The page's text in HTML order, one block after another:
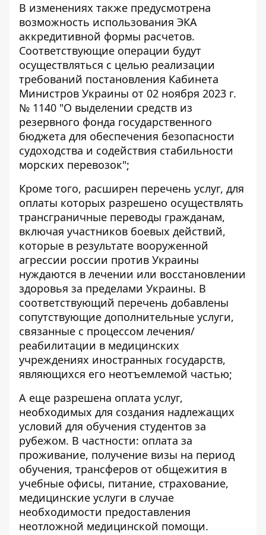
В изменениях также предусмотрена
возможность использования ЭКА
аккредитивной формы расчетов.
Соответствующие операции будут
осуществляться с целью реализации
требований постановления Кабинета
Министров Украины от 02 ноября 2023 г.
№ 1140 "О выделении средств из
резервного фонда государственного
бюджета для обеспечения безопасности
судоходства и содействия стабильности
морских перевозок";
Кроме того, расширен перечень услуг, для
оплаты которых разрешено осуществлять
трансграничные переводы гражданам,
включая участников боевых действий,
которые в результате вооруженной
агрессии россии против Украины
нуждаются в лечении или восстановлении
здоровья за пределами Украины. В
соответствующий перечень добавлены
сопутствующие дополнительные услуги,
связанные с процессом лечения/
реабилитации в медицинских
учреждениях иностранных государств,
являющихся его неотъемлемой частью;
А еще разрешена оплата услуг,
необходимых для создания надлежащих
условий для обучения студентов за
рубежом. В частности: оплата за
проживание, получение визы на период
обучения, трансферов от общежития в
учебные офисы, питание, страхование,
медицинские услуги в случае
необходимости предоставления
неотложной медицинской помощи.